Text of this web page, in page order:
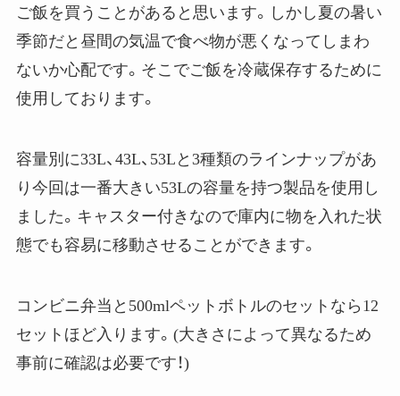
ご飯を買うことがあると思います。しかし夏の暑い
季節だと昼間の気温で食べ物が悪くなってしまわ
ないか心配です。そこでご飯を冷蔵保存するために
使用しております。
容量別に33L、43L、53Lと3種類のラインナップがあ
り今回は一番大きい53Lの容量を持つ製品を使用し
ました。キャスター付きなので庫内に物を入れた状
態でも容易に移動させることができます。
コンビニ弁当と500mlペットボトルのセットなら12
セットほど入ります。(大きさによって異なるため
事前に確認は必要です！)